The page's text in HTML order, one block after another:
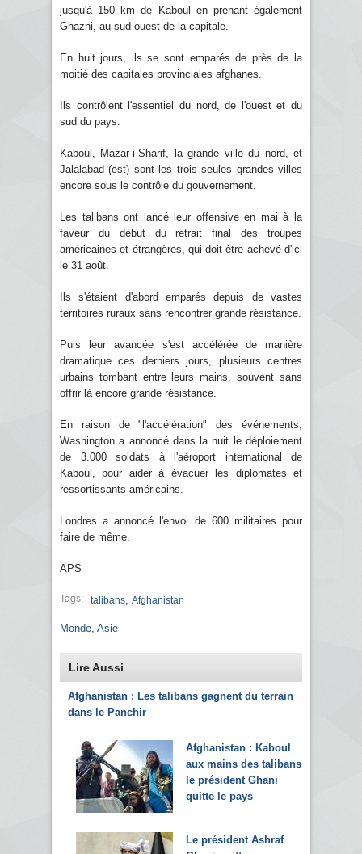
jusqu'à 150 km de Kaboul en prenant également
Ghazni, au sud-ouest de la capitale.
En huit jours, ils se sont emparés de près de la
moitié des capitales provinciales afghanes.
Ils contrôlent l'essentiel du nord, de l'ouest et du
sud du pays.
Kaboul, Mazar-i-Sharif, la grande ville du nord, et
Jalalabad (est) sont les trois seules grandes villes
encore sous le contrôle du gouvernement.
Les talibans ont lancé leur offensive en mai à la
faveur du début du retrait final des troupes
américaines et étrangères, qui doit être achevé d'ici
le 31 août.
Ils s'étaient d'abord emparés depuis de vastes
territoires ruraux sans rencontrer grande résistance.
Puis leur avancée s'est accélérée de manière
dramatique ces derniers jours, plusieurs centres
urbains tombant entre leurs mains, souvent sans
offrir là encore grande résistance.
En raison de "l'accélération" des événements,
Washington a annoncé dans la nuit le déploiement
de 3.000 soldats à l'aéroport international de
Kaboul, pour aider à évacuer les diplomates et
ressortissants américains.
Londres a annoncé l'envoi de 600 militaires pour
faire de même.
APS
Tags: talibans Afghanistan
Monde Asie
Lire Aussi
Afghanistan : Les talibans gagnent du terrain
dans le Panchir
Afghanistan : Kaboul
aux mains des talibans,
le président Ghani
quitte le pays
Le président Ashraf